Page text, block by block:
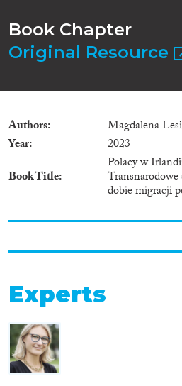
Book Chapter
Original Resource
Authors
Magdalena
Year
2023
Book Title
Polacy w
Transnarodowe
dobie migracji
Experts